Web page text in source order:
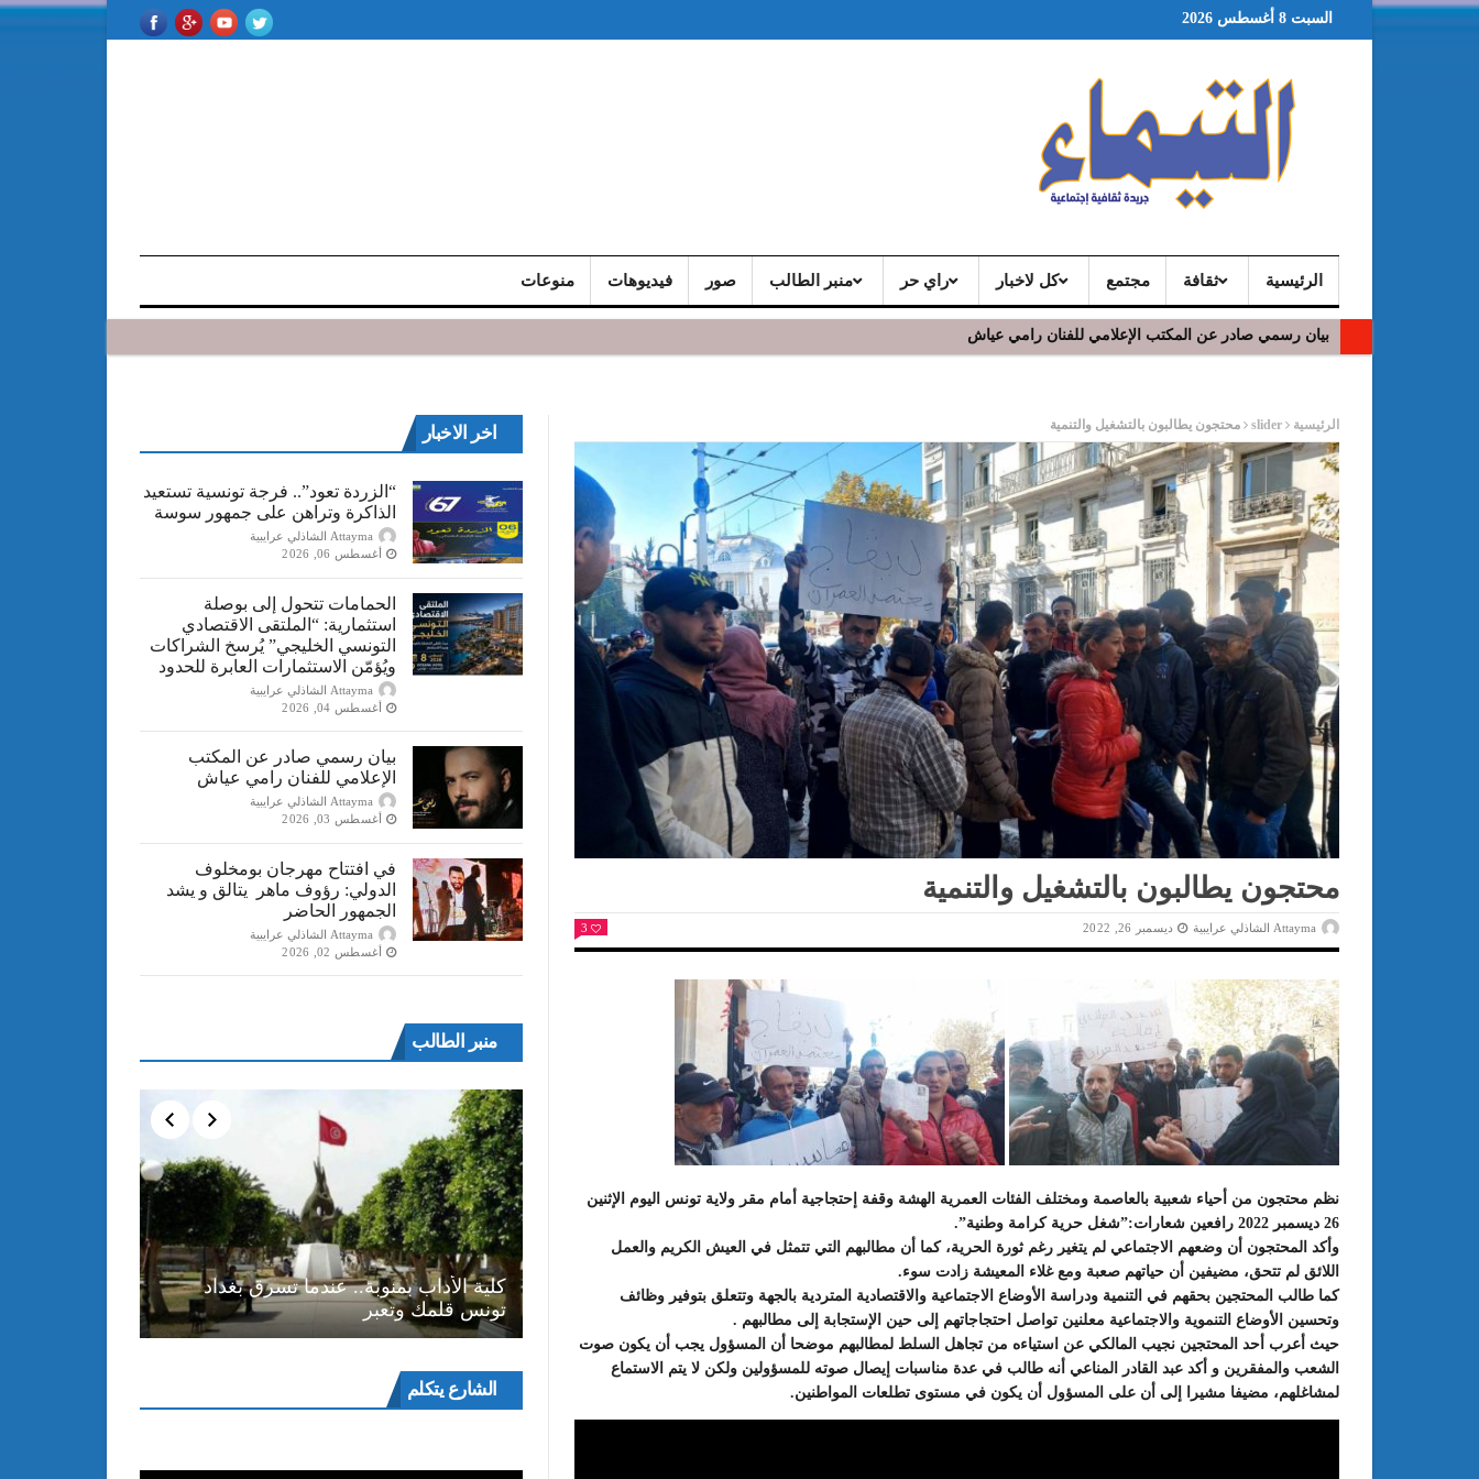
السبت 8 أغسطس 2026
الرئيسية ثقافة مجتمع كل لاخبار راي حر منبر الطالب صور فيديوهات منوعات
بيان رسمي صادر عن المكتب الإعلامي للفنان رامي عياش
الرئيسية slider محتجون يطالبون بالتشغيل والتنمية
محتجون يطالبون بالتشغيل والتنمية
Attayma الشاذلي عرايبية ديسمبر 26, 2022 3
نظم محتجون من أحياء شعبية بالعاصمة ومختلف الفئات العمرية الهشة وقفة إحتجاجية أمام مقر ولاية تونس اليوم الإثنين
26 ديسمبر 2022 رافعين شعارات:”شغل حرية كرامة وطنية”.
وأكد المحتجون أن وضعهم الاجتماعي لم يتغير رغم ثورة الحرية، كما أن مطالبهم التي تتمثل في العيش الكريم والعمل
اللائق لم تتحق، مضيفين أن حياتهم صعبة ومع غلاء المعيشة زادت سوء.
كما طالب المحتجين بحقهم في التنمية ودراسة الأوضاع الاجتماعية والاقتصادية المتردية بالجهة وتتعلق بتوفير وظائف
وتحسين الأوضاع التنموية والاجتماعية معلنين تواصل احتجاجاتهم إلى حين الإستجابة إلى مطالبهم .
حيث أعرب أحد المحتجين نجيب المالكي عن استياءه من تجاهل السلط لمطالبهم موضحا أن المسؤول يجب أن يكون صوت
الشعب والمفقرين و أكد عبد القادر المناعي أنه طالب في عدة مناسبات إيصال صوته للمسؤولين ولكن لا يتم الاستماع
لمشاغلهم، مضيفا مشيرا إلى أن على المسؤول أن يكون في مستوى تطلعات المواطنين.
اخر الاخبار
“الزردة تعود”.. فرجة تونسية تستعيد
الذاكرة وتراهن على جمهور سوسة
Attayma الشاذلي عرايبية
أغسطس 06, 2026
الحمامات تتحول إلى بوصلة
استثمارية: “الملتقى الاقتصادي
التونسي الخليجي” يُرسخ الشراكات
ويُؤمّن الاستثمارات العابرة للحدود
Attayma الشاذلي عرايبية
أغسطس 04, 2026
بيان رسمي صادر عن المكتب
الإعلامي للفنان رامي عياش
Attayma الشاذلي عرايبية
أغسطس 03, 2026
في افتتاح مهرجان بومخلوف
الدولي: رؤوف ماهر يتالق و يشد
الجمهور الحاضر
Attayma الشاذلي عرايبية
أغسطس 02, 2026
منبر الطالب
كلية الأداب بمنوبة.. عندما تسرق بغداد
تونس قلمك وتعبر
المسرح الجامعي يقود رواده إلى الملتقيات
الدولية…التجربة العمانية نموذجا
عبد الستار الخليفي: مهم جدا أن يتواصل
الملتقى الدولي الحسين بوزيان للمسرح
الجامعي بوجودي أو بدونه
الدورة 24 للمعرض الجامعي تحت
إلى التميّز”
الشارع يتكلممشغل
الفيديو